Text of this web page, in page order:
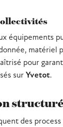
équipements
matériel
pour
surYvetot.
des